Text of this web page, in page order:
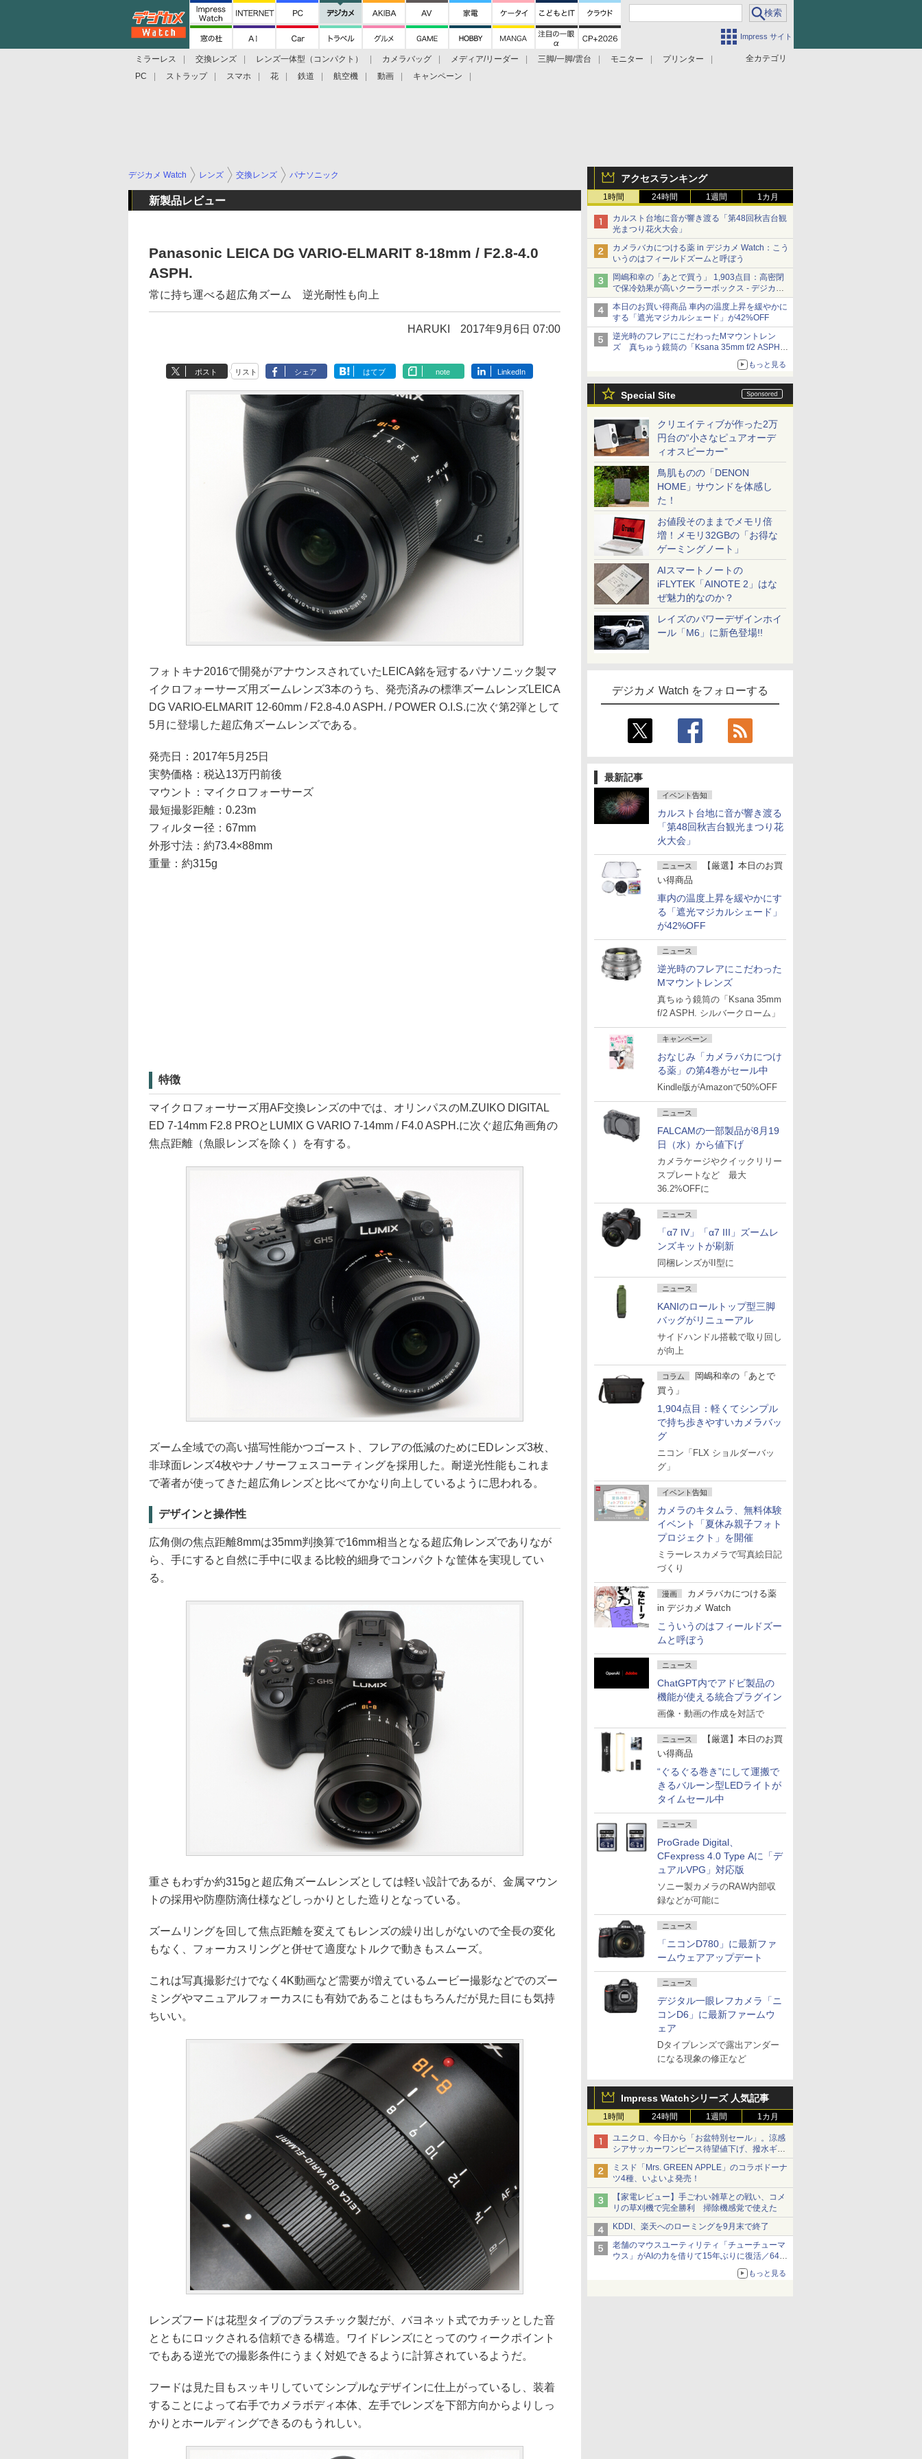
Impress サイト
全カテゴリ
ミラーレス 交換レンズ レンズ一体型（コンパクト） カメラバッグ メディア/リーダー 三脚/一脚/雲台 モニター
プリンター
PC
ストラップ スマホ 花 鉄道 航空機 動画 キャンペーン
アクセスランキング
1時間 24時間 1週間 1カ月
カルスト台地に音が響き渡る「第48回秋吉台観
光まつり花火大会」
カメラバカにつける薬 in デジカメ Watch：こう
いうのはフィールドズームと呼ぼう
岡嶋和幸の「あとで買う」 1,903点目：高密閉
で保冷効果が高いクーラーボックス - デジカメ
Watch
本日のお買い得商品 車内の温度上昇を緩やかに
する「遮光マジカルシェード」が42%OFF
逆光時のフレアにこだわったMマウントレン
ズ 真ちゅう鏡筒の「Ksana 35mm f/2 ASPH.
もっと見る
Special Site
クリエイティブが作った2万
円台の“小さなピュアオーデ
ィオスピーカー”
鳥肌ものの「DENON
HOME」サウンドを体感し
た！
お値段そのままでメモリ倍
増！メモリ32GBの「お得な
ゲーミングノート」
AIスマートノートの
iFLYTEK「AINOTE 2」はな
ぜ魅力的なのか？
レイズのパワーデザインホイ
ール「M6」に新色登場!!
デジカメ Watch をフォローする
最新記事
イベント告知
カルスト台地に音が響き渡る
「第48回秋吉台観光まつり花
火大会」
ニュース
【厳選】本日のお買
い得商品
車内の温度上昇を緩やかにす
る「遮光マジカルシェード」
が42%OFF
ニュース
逆光時のフレアにこだわった
Mマウントレンズ
真ちゅう鏡筒の「Ksana 35mm
f/2 ASPH. シルバークローム」
キャンペーン
おなじみ「カメラバカにつけ
る薬」の第4巻がセール中
Kindle版がAmazonで50%OFF
ニュース
FALCAMの一部製品が8月19
日（水）から値下げ
カメラケージやクイックリリー
スプレートなど 最大
36.2%OFFに
ニュース
「α7 IV」「α7 III」ズームレ
ンズキットが刷新
同梱レンズがII型に
ニュース
KANIのロールトップ型三脚
バッグがリニューアル
サイドハンドル搭載で取り回し
が向上
コラム
岡嶋和幸の「あとで
買う」
1,904点目：軽くてシンプル
で持ち歩きやすいカメラバッ
グ
ニコン「FLX ショルダーバッ
グ」
イベント告知
カメラのキタムラ、無料体験
イベント「夏休み親子フォト
プロジェクト」を開催
ミラーレスカメラで写真絵日記
づくり
漫画
カメラバカにつける薬
in デジカメ Watch
こういうのはフィールドズー
ムと呼ぼう
ニュース
ChatGPT内でアドビ製品の
機能が使える統合プラグイン
画像・動画の作成を対話で
ニュース
【厳選】本日のお買
い得商品
“ぐるぐる巻き”にして運搬で
きるバルーン型LEDライトが
タイムセール中
ニュース
ProGrade Digital、
CFexpress 4.0 Type Aに「デ
ュアルVPG」対応版
ソニー製カメラのRAW内部収
録などが可能に
ニュース
「ニコンD780」に最新ファ
ームウェアアップデート
ニュース
デジタル一眼レフカメラ「ニ
コンD6」に最新ファームウ
ェア
Dタイプレンズで露出アンダー
になる現象の修正など
Impress Watchシリーズ 人気記事
1時間 24時間 1週間 1カ月
ユニクロ、今日から「お盆特別セール」。涼感
シアサッカーワンピース待望値下げ、撥水ギア
ショーツは1990円に
ミスド「Mrs. GREEN APPLE」のコラボドーナ
ツ4種、いよいよ発売！
【家電レビュー】手ごわい雑草との戦い、コメ
リの草刈機で完全勝利 掃除機感覚で使えた
KDDI、楽天へのローミングを9月末で終了
老舗のマウスユーティリティ「チューチューマ
ウス」がAIの力を借りて15年ぶりに復活／64bit
化、Windows 10/11、「Chrome」も走り回
る。復活記念で2026年末まで500円
もっと見る
デジカメ Watch レンズ 交換レンズ パナソニック
新製品レビュー
Panasonic LEICA DG VARIO-ELMARIT 8-18mm / F2.8-4.0
ASPH.
常に持ち運べる超広角ズーム 逆光耐性も向上
HARUKI 2017年9月6日 07:00
ポスト リスト シェア はてブ note LinkedIn
フォトキナ2016で開発がアナウンスされていたLEICA銘を冠するパナソニック製マ
イクロフォーサーズ用ズームレンズ3本のうち、発売済みの標準ズームレンズLEICA
DG VARIO-ELMARIT 12-60mm / F2.8-4.0 ASPH. / POWER O.I.S.に次ぐ第2弾として
5月に登場した超広角ズームレンズである。
発売日：2017年5月25日
実勢価格：税込13万円前後
マウント：マイクロフォーサーズ
最短撮影距離：0.23m
フィルター径：67mm
外形寸法：約73.4×88mm
重量：約315g
特徴
マイクロフォーサーズ用AF交換レンズの中では、オリンパスのM.ZUIKO DIGITAL
ED 7-14mm F2.8 PROとLUMIX G VARIO 7-14mm / F4.0 ASPH.に次ぐ超広角画角の
焦点距離（魚眼レンズを除く）を有する。
ズーム全域での高い描写性能かつゴースト、フレアの低減のためにEDレンズ3枚、
非球面レンズ4枚やナノサーフェスコーティングを採用した。耐逆光性能もこれま
で著者が使ってきた超広角レンズと比べてかなり向上しているように思われる。
デザインと操作性
広角側の焦点距離8mmは35mm判換算で16mm相当となる超広角レンズでありなが
ら、手にすると自然に手中に収まる比較的細身でコンパクトな筐体を実現してい
る。
重さもわずか約315gと超広角ズームレンズとしては軽い設計であるが、金属マウン
トの採用や防塵防滴仕様などしっかりとした造りとなっている。
ズームリングを回して焦点距離を変えてもレンズの繰り出しがないので全長の変化
もなく、フォーカスリングと併せて適度なトルクで動きもスムーズ。
これは写真撮影だけでなく4K動画など需要が増えているムービー撮影などでのズー
ミングやマニュアルフォーカスにも有効であることはもちろんだが見た目にも気持
ちいい。
レンズフードは花型タイプのプラスチック製だが、バヨネット式でカチッとした音
とともにロックされる信頼できる構造。ワイドレンズにとってのウィークポイント
でもある逆光での撮影条件にうまく対処できるように計算されているようだ。
フードは見た目もスッキリしていてシンプルなデザインに仕上がっているし、装着
することによって右手でカメラボディ本体、左手でレンズを下部方向からよりしっ
かりとホールディングできるのもうれしい。